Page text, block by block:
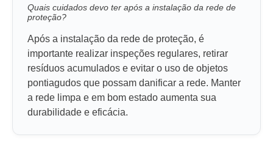
Quais cuidados devo ter após a instalação da rede de
proteção?
Após a instalação da rede de proteção, é
importante realizar inspeções regulares, retirar
resíduos acumulados e evitar o uso de objetos
pontiagudos que possam danificar a rede. Manter
a rede limpa e em bom estado aumenta sua
durabilidade e eficácia.